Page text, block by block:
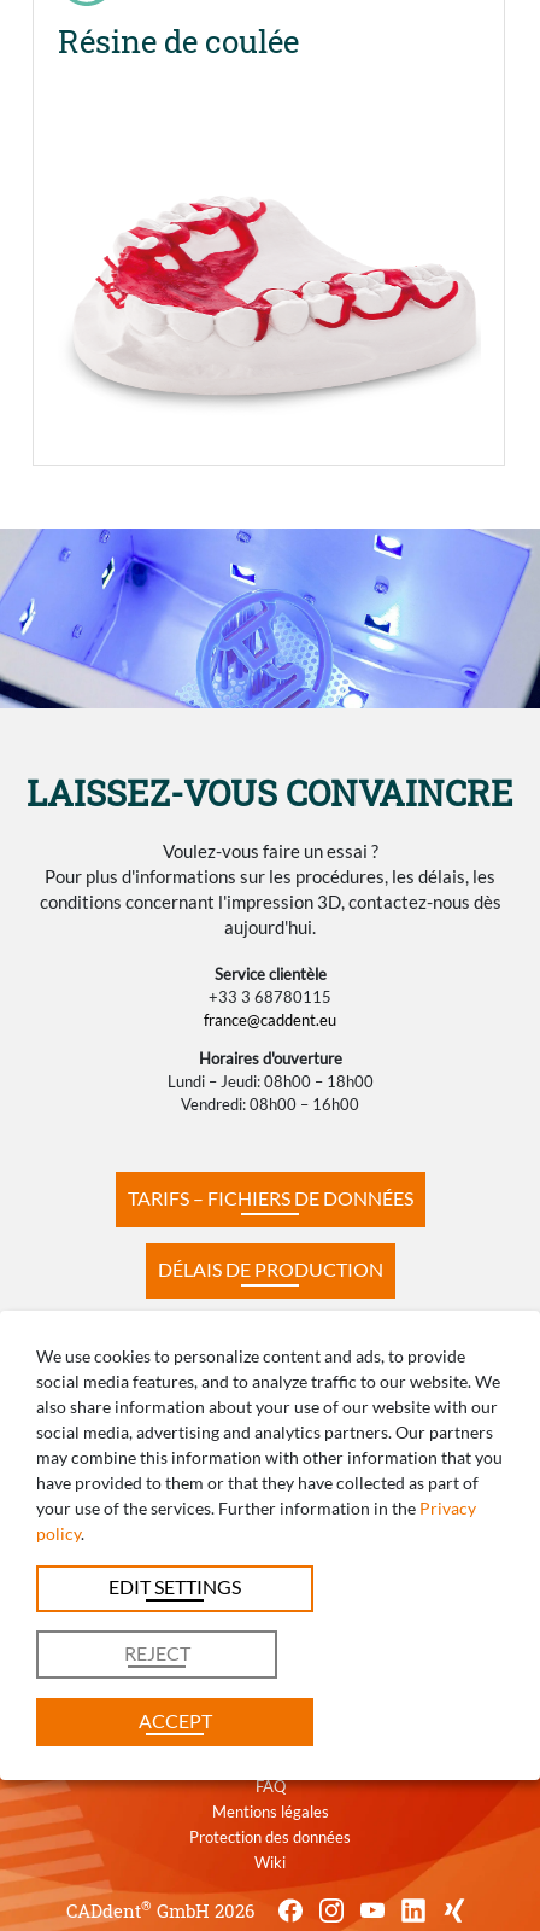
Résine de coulée
LAISSEZ-VOUS CONVAINCRE
Voulez-vous faire un essai ?
Pour plus d'informations sur les procédures, les délais, les
conditions concernant l'impression 3D, contactez-nous dès
aujourd'hui.
Service clientèle
+33 3 68780115
france@caddent.eu
Horaires d'ouverture
Lundi – Jeudi: 08h00 – 18h00
Vendredi: 08h00 – 16h00
TARIFS – FICHIERS DE DONNÉES
DÉLAIS DE PRODUCTION
DES QUESTIONS? NOUS VOUS
CONSEILLONS!
+33 3 68780115
france@caddent.eu
CADdent® GmbH 2026
FAQ
Mentions légales
Protection des données
Wiki
We use cookies to personalize content and ads, to provide
social media features, and to analyze traffic to our website. We
also share information about your use of our website with our
social media, advertising and analytics partners. Our partners
may combine this information with other information that you
have provided to them or that they have collected as part of
your use of the services. Further information in the Privacy
policy.
EDIT SETTINGS
REJECT
ACCEPT